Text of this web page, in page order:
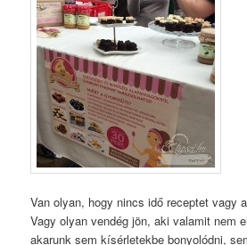
Van olyan, hogy nincs idő receptet vagy
Vagy olyan vendég jön, aki valamit nem
akarunk sem kísérletekbe bonyolódni,